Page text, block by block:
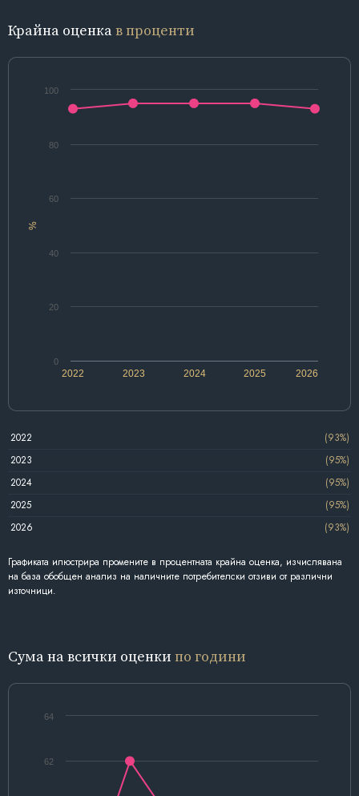
Крайна оценкав проценти
%
2022 2024 2026
2023 2025
0
20
40
60
80
100
2022
(93%)
2023
(95%)
2024
(95%)
2025
(95%)
2026
(93%)
Графиката илюстрира промените в процентната крайна оценка, изчислявана
на база обобщен анализ на наличните потребителски отзиви от различни
източници.
Сума на всички оценки по години
62
64